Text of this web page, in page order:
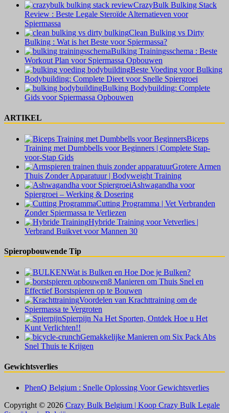
CrazyBulk Bulking Stack
Review : Beste Legale Steroïde Alternatieven voor
Spiermassa
Clean Bulking vs Dirty
Bulking : Wat is het Beste voor Spiermassa?
Bulking Trainingsschema : Beste
Workout Plan voor Spiermassa Opbouwen
Beste Voeding voor Bulking
Bodybuilding: Complete Dieet voor Snelle Spiergroei
Bulking Bodybuilding: Complete
Gids voor Spiermassa Opbouwen
ARTIKEL
Biceps
Training met Dumbbells voor Beginners | Complete Stap-
voor-Stap Gids
Grotere Armen
Thuis Zonder Apparatuur | Bodyweight Training
Ashwagandha voor
Spiergroei – Werking & Dosering
Cutting Programma | Vet Verbranden
Zonder Spiermassa te Verliezen
Hybride Training voor Vetverlies |
Verbrand Buikvet voor Mannen 30
Spieropbouwende Tip
Wat is Bulken en Hoe Doe je Bulken?
8 Manieren om Thuis Snel en
Effectief Borstspieren op te Bouwen
Voordelen van Krachttraining om de
Spiermassa te Vergroten
Spierpijn Na Het Sporten, Ontdek Hoe u Het
Kunt Verlichten!!
Gemakkelijke Manieren om Six Pack Abs
Snel Thuis te Krijgen
Gewichtsverlies
PhenQ Belgium : Snelle Oplossing Voor Gewichtsverlies
Copyright © 2026 Crazy Bulk Belgium | Koop Crazy Bulk Legale